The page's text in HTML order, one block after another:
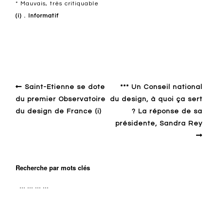
* Mauvais, très critiquable
(i) . Informatif
Saint-Etienne se dote
du premier Observatoire
du design de France (i)
*** Un Conseil national
du design, à quoi ça sert
? La réponse de sa
présidente, Sandra Rey
Recherche par mots clés